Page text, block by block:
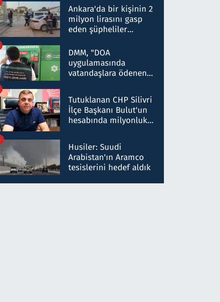
ifadelerinden ortaya
çıkan tablo şok etti
Ankara'da bir kişinin 2
milyon lirasını gasp
eden şüpheliler
DMM, "DOA
uygulamasında
vatandaşlara ödenen
düşürüldüğü" iddiasını
yalanladı
Tutuklanan CHP Silivri
İlçe Başkanı Bulut'un
hesabında milyonluk
talimat verdi, ben
gönderdim
Husiler: Suudi
Arabistan'ın Aramco
tesislerini hedef aldık